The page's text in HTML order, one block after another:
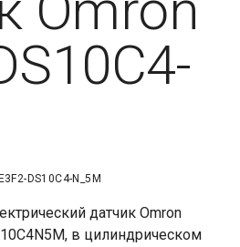
DS10C4-N_5M
датчик Omron
в цилиндрическом